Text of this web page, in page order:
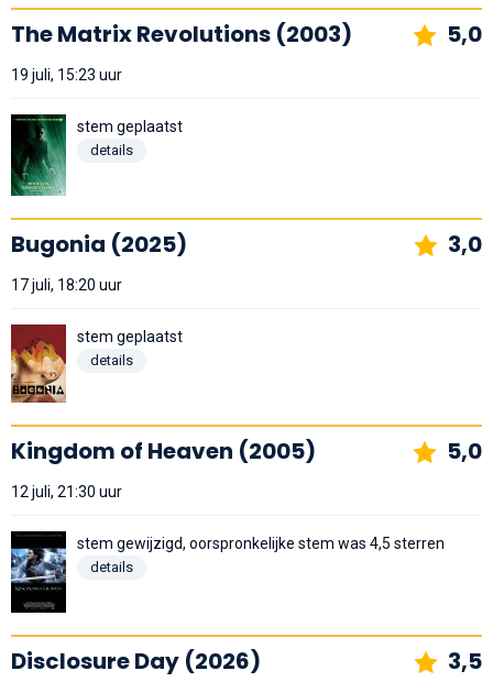
The Matrix Revolutions (2003) 5,0
19 juli, 15:23 uur
stem geplaatst
details
Bugonia (2025) 3,0
17 juli, 18:20 uur
stem geplaatst
details
Kingdom of Heaven (2005) 5,0
12 juli, 21:30 uur
stem gewijzigd, oorspronkelijke stem was 4,5 sterren
details
Disclosure Day (2026) 3,5